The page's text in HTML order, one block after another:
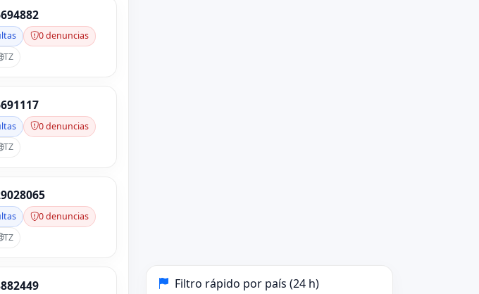
0 denuncias
TZ
0 denuncias
TZ
0 denuncias
TZ
Filtro rápido por país (24 h)